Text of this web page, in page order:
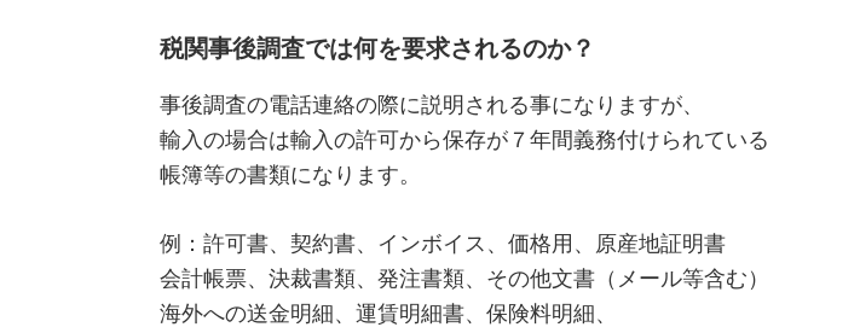
税関事後調査では何を要求されるのか？
事後調査の電話連絡の際に説明される事になりますが、
輸入の場合は輸入の許可から保存が７年間義務付けられている
帳簿等の書類になります。
例：許可書、契約書、インボイス、価格用、原産地証明書
会計帳票、決裁書類、発注書類、その他文書（メール等含む）
海外への送金明細、運賃明細書、保険料明細、